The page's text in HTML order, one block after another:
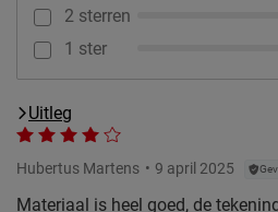
2 sterren
1 ster
Uitleg
Hubertus Martens 9 april 2025
Materiaal is heel goed, de